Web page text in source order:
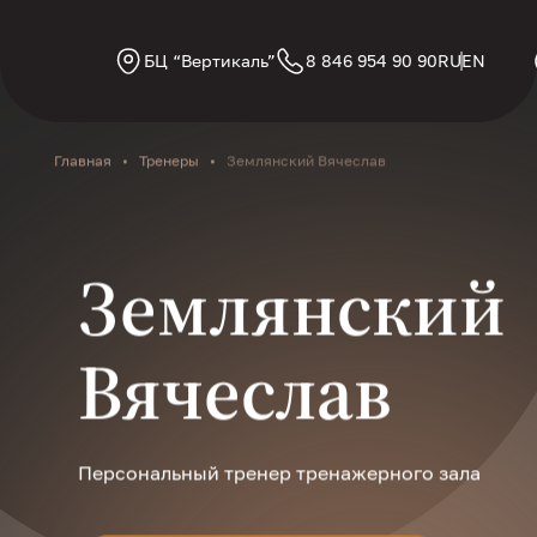
БЦ “Вертикаль” 8 846 954 90 90RUEN
Главная • Тренеры • Землянский Вячеслав
Землянский
Вячеслав
Персональный тренер тренажерного зала